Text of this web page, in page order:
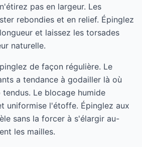
pas en largeur. Les
rebondies et en relief. Épinglez
et laissez les torsades
naturelle.
de façon régulière. Le
a tendance à godailler là où
Le blocage humide
uniformise l'étoffe. Épinglez aux
sans la forcer à s'élargir au-
les mailles.